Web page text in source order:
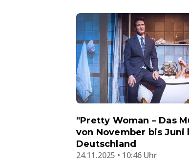
"Pretty Woman – Das
von November bis Juni
Deutschland
24.11.2025 • 10:46 Uhr